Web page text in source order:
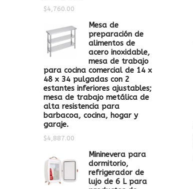
$4,760.00
Mesa de
preparación de
alimentos de
acero inoxidable,
mesa de trabajo
para cocina comercial de 14 x
48 x 34 pulgadas con 2
estantes inferiores ajustables;
mesa de trabajo metálica de
alta resistencia para
barbacoa, cocina, hogar y
garaje.
$4,887.00
Mininevera para
dormitorio,
refrigerador de
lujo de 6 L para